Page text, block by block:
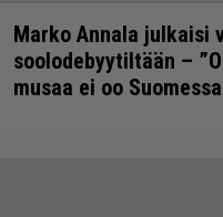
Marko Annala julkaisi
soolodebyytiltään –
musaa ei oo